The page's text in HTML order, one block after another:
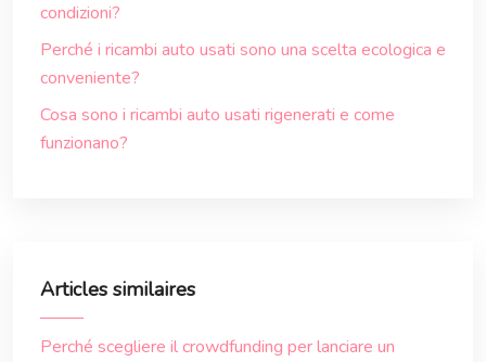
condizioni?
Perché i ricambi auto usati sono una scelta ecologica e
conveniente?
Cosa sono i ricambi auto usati rigenerati e come
funzionano?
Articles similaires
Perché scegliere il crowdfunding per lanciare un